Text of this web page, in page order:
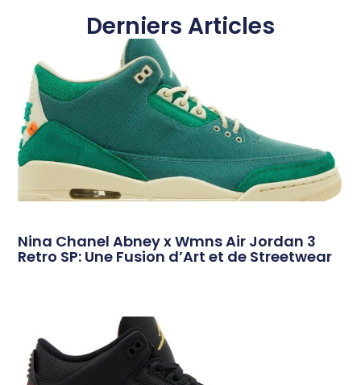
Derniers Articles
Nina Chanel Abney x Wmns Air Jordan 3
Retro SP: Une Fusion d’Art et de Streetwear